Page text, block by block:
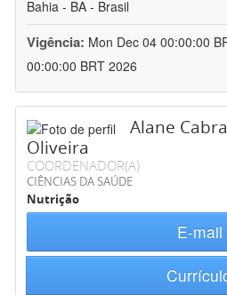
Bahia - BA - Brasil
Vigência: Mon Dec 04 00:00:00
00:00:00 BRT 2026
Alane
Oliveira
COORDENADOR(A)
CIÊNCIAS DA SAÚDE
Nutrição
E-mail